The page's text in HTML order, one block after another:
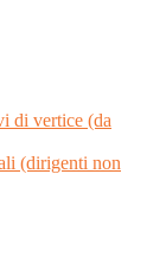
di vertice (da
(dirigenti non